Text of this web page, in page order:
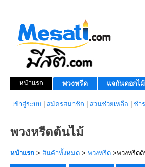
หน้าแรก พวงหรีด แจกันดอกไม้
เข้าสู่ระบบ สมัครสมาชิก ส่วนช่วยเหลือ ชำ
พวงหรีดต้นไม้
หน้าแรก > สินค้าทั้งหมด > พวงหรีด >พวงหรีด